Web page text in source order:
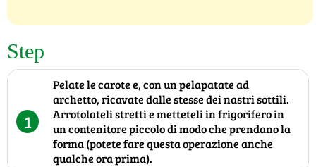
Step
1
Pelate le carote e, con un pelapatate ad
archetto, ricavate dalle stesse dei nastri sottili.
Arrotolateli stretti e metteteli in frigorifero in
un contenitore piccolo di modo che prendano la
forma (potete fare questa operazione anche
qualche ora prima).